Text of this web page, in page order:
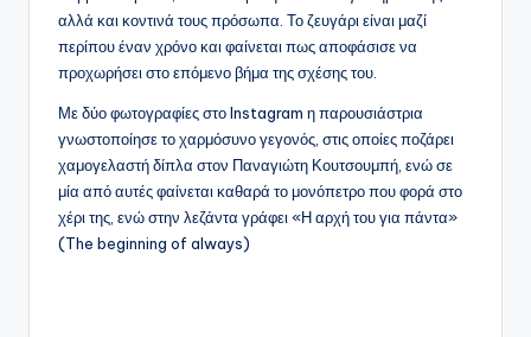
αλλά και κοντινά τους πρόσωπα. Το ζευγάρι είναι μαζί
περίπου έναν χρόνο και φαίνεται πως αποφάσισε να
προχωρήσει στο επόμενο βήμα της σχέσης του.
Με δύο φωτογραφίες στο Instagram η παρουσιάστρια
γνωστοποίησε το χαρμόσυνο γεγονός, στις οποίες ποζάρει
χαμογελαστή δίπλα στον Παναγιώτη Κουτσουμπή, ενώ σε
μία από αυτές φαίνεται καθαρά το μονόπετρο που φορά στο
χέρι της, ενώ στην λεζάντα γράφει «Η αρχή του για πάντα»
(The beginning of always)